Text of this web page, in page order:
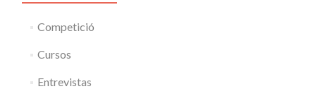
Competició
Cursos
Entrevistas